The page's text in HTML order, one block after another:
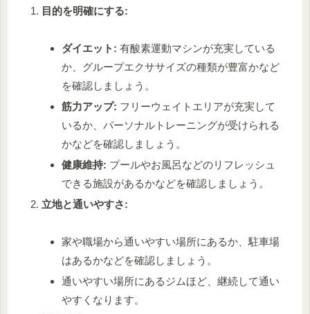
目的を明確にする:
ダイエット: 有酸素運動マシンが充実している
か、グループエクササイズの種類が豊富かなど
を確認しましょう。
筋力アップ: フリーウェイトエリアが充実して
いるか、パーソナルトレーニングが受けられる
かなどを確認しましょう。
健康維持: プールやお風呂などのリフレッシュ
できる施設があるかなどを確認しましょう。
立地と通いやすさ:
家や職場から通いやすい場所にあるか、駐車場
はあるかなどを確認しましょう。
通いやすい場所にあるジムほど、継続して通い
やすくなります。